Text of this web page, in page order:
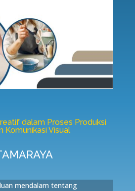
dalam Proses Produksi
Komunikasi Visual
mendalam tentang